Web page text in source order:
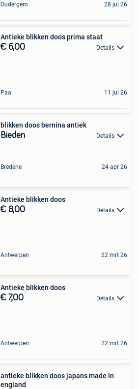
Oudergem 28 jul 26
Antieke blikken doos prima staat
€ 6,00 Details
Paal 11 jul 26
blikken doos bernina antiek
Bieden Details
Bredene 24 apr 26
Antieke blikken doos
€ 8,00 Details
Antwerpen 22 mrt 26
Antieke blikken doos
€ 7,00 Details
Antwerpen 22 mrt 26
antieke blikken doos japans made in
england